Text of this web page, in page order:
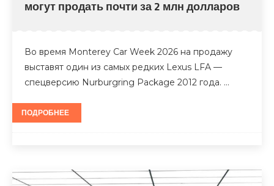
могут продать почти за 2 млн долларов
Во время Monterey Car Week 2026 на продажу
выставят один из самых редких Lexus LFA —
спецверсию Nurburgring Package 2012 года. …
ПОДРОБНЕЕ